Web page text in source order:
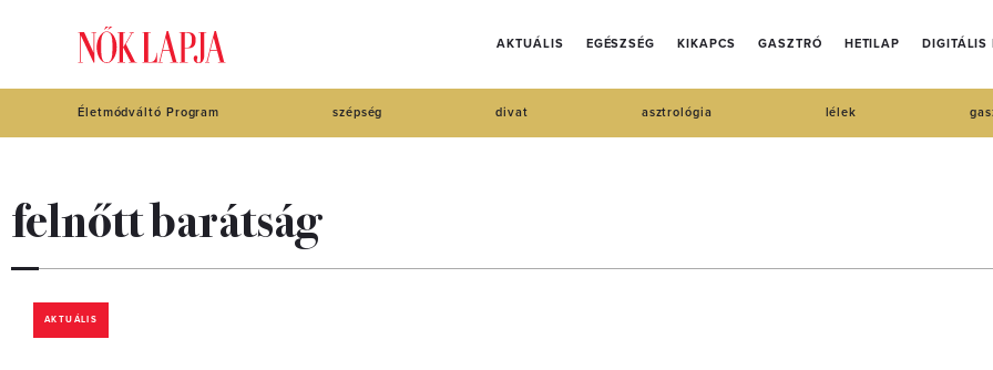
AKTUÁLIS EGÉSZSÉG KIKAPCS GASZTRÓ HETILAP DIGITÁLIS
Életmódváltó Program szépség divat asztrológia lélek
felnőtt barátság
AKTUÁLIS